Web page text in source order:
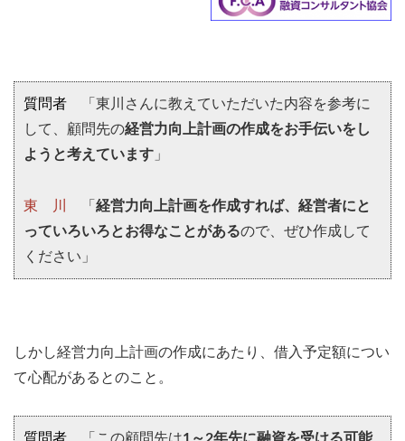
質問者 「東川さんに教えていただいた内容を参考に
して、顧問先の経営力向上計画の作成をお手伝いをし
ようと考えています 」
東 川 「 経営力向上計画を作成すれば、経営者にと
っていろいろとお得なことがあるので、ぜひ作成して
ください」
しかし経営力向上計画の作成にあたり、借入予定額につい
て心配があるとのこと。